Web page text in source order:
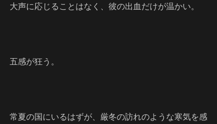
大声に応じることはなく、彼の出血だけが温かい。
五感が狂う。
常夏の国にいるはずが、厳冬の訪れのような寒気を感